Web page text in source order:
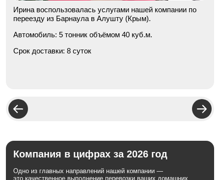
Ирина воспользовалась услугами нашей компании по
переезду из Барнаула в Алушту (Крым).
Автомобиль: 5 тонник объёмом 40 куб.м.
Срок доставки: 8 суток
Компания в цифрах за 2026 год
Одно из главных направлений нашей компании —
это качественное выполнение перевозки ваших домашних